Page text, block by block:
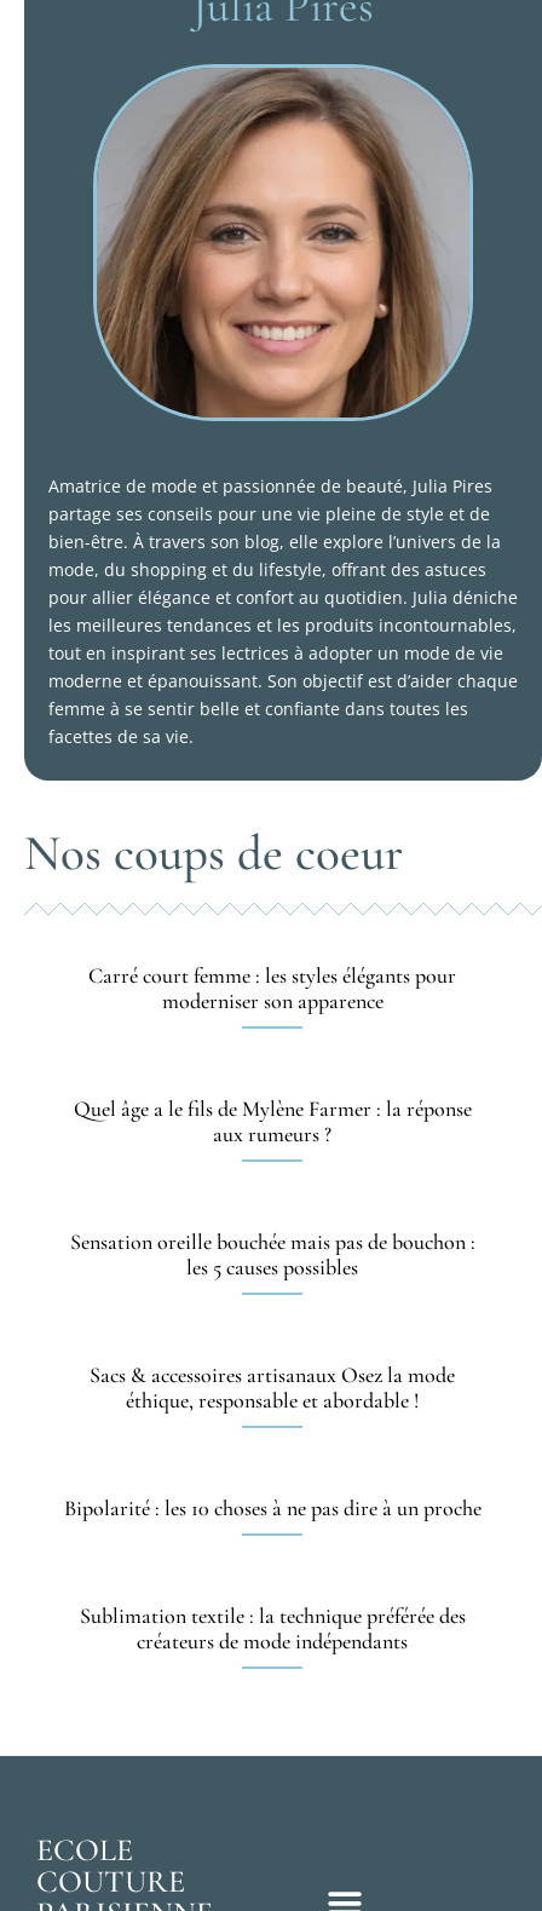
Amatrice de mode et passionnée de beauté, Julia Pires
partage ses conseils pour une vie pleine de style et de
bien-être. À travers son blog, elle explore l’univers de la
mode, du shopping et du lifestyle, offrant des astuces
pour allier élégance et confort au quotidien. Julia déniche
les meilleures tendances et les produits incontournables,
tout en inspirant ses lectrices à adopter un mode de vie
moderne et épanouissant. Son objectif est d’aider chaque
femme à se sentir belle et confiante dans toutes les
facettes de sa vie.
Nos coups de coeur
Carré court femme : les styles élégants pour
moderniser son apparence
Quel âge a le fils de Mylène Farmer : la réponse
aux rumeurs ?
Sensation oreille bouchée mais pas de bouchon :
les 5 causes possibles
Sacs & accessoires artisanaux Osez la mode
éthique, responsable et abordable !
Bipolarité : les 10 choses à ne pas dire à un proche
Sublimation textile : la technique préférée des
créateurs de mode indépendants
ECOLE
COUTURE